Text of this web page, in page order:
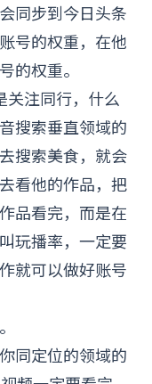
同步到今日头条
号的权重，在他
的权重。
关注同行，什么
搜索垂直领域的
搜索美食，就会
看他的作品，把
品看完，而是在
玩播率，一定要
就可以做好账号
同定位的领域的